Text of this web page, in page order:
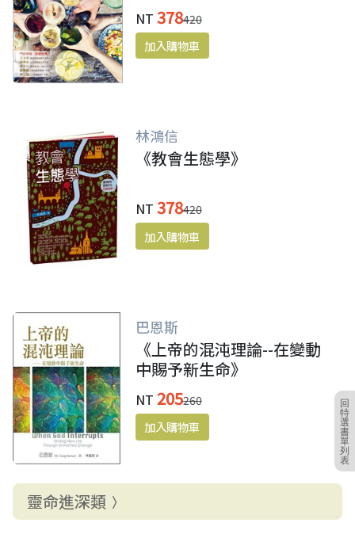
回
特
選
書
單
列
表
NT 378420
林鴻信
《教會生態學》
NT 378420
巴恩斯
《上帝的混沌理論--在變動
中賜予新生命》
NT 205260
靈命進深類